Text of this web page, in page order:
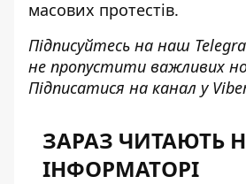
масових протестів.
Підписуйтесь на наш
не пропустити важливих
Підписатися на канал у
ЗАРАЗ ЧИТАЮТЬ
ІНФОРМАТОРІ